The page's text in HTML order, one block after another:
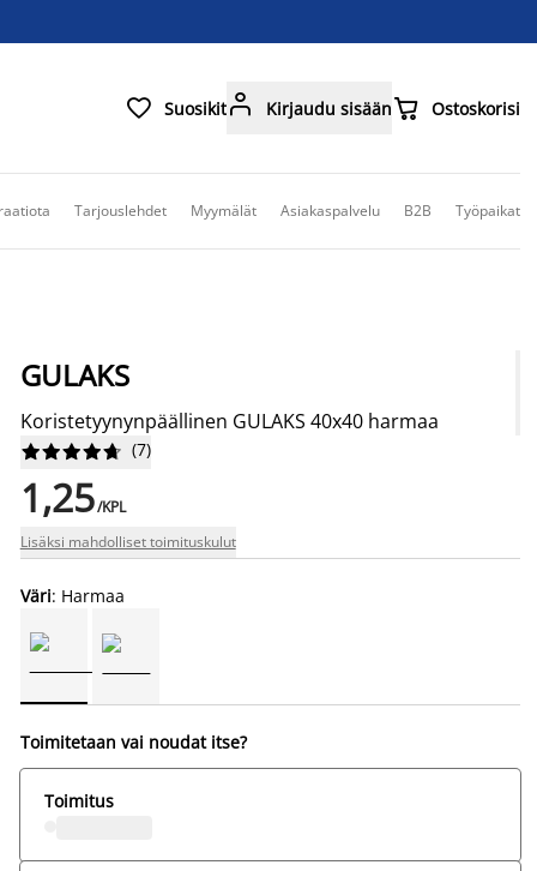
 Suosikit Kirjaudu sisään Ostoskorisi
Tarjouslehdet Myymälät Asiakaspalvelu B2B Työpaikat
GULAKS
Koristetyynynpäällinen GULAKS 40x40 harmaa





 (7)
1,25/KPL
Lisäksi mahdolliset toimituskulut
Väri: Harmaa
Toimitetaan vai noudat itse?
Toimitus